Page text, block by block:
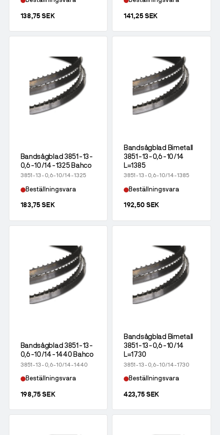
138,75 SEK 141,25 SEK
Bandsågblad 3851-13-
0,6-10/14-1325 Bahco
3851-13-0,6-10/14-1325
Beställningsvara
183,75 SEK
Bandsågblad Bimetall
3851-13-0,6-10/14
L=1385
3851-13-0,6-10/14-1385
Beställningsvara
192,50 SEK
Bandsågblad 3851-13-
0,6-10/14-1440 Bahco
3851-13-0,6-10/14-1440
Beställningsvara
198,75 SEK
Bandsågblad Bimetall
3851-13-0,6-10/14
L=1730
3851-13-0,6-10/14-1730
Beställningsvara
423,75 SEK